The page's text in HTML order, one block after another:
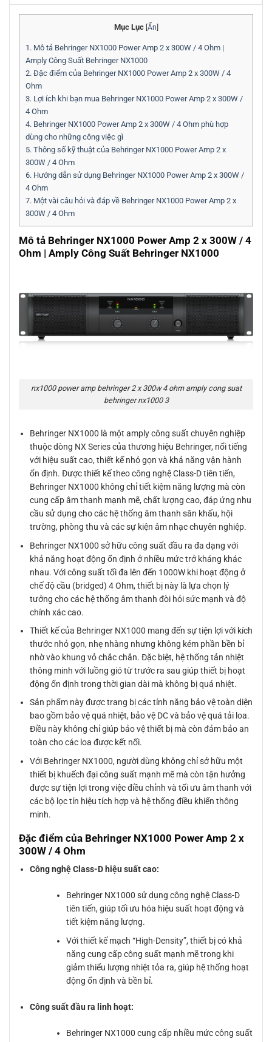
Mục Lục Ẩn
1. Mô tả Behringer NX1000 Power Amp 2 x 300W / 4 Ohm |
Amply Công Suất Behringer NX1000
2. Đặc điểm của Behringer NX1000 Power Amp 2 x 300W / 4
Ohm
3. Lợi ích khi bạn mua Behringer NX1000 Power Amp 2 x 300W /
4 Ohm
4. Behringer NX1000 Power Amp 2 x 300W / 4 Ohm phù hợp
dùng cho những công việc gì
5. Thông số kỹ thuật của Behringer NX1000 Power Amp 2 x
300W / 4 Ohm
6. Hướng dẫn sử dụng Behringer NX1000 Power Amp 2 x 300W /
4 Ohm
7. Một vài câu hỏi và đáp về Behringer NX1000 Power Amp 2 x
300W / 4 Ohm
Mô tả Behringer NX1000 Power Amp 2 x 300W / 4
Ohm | Amply Công Suất Behringer NX1000
nx1000 power amp behringer 2 x 300w 4 ohm amply cong suat
behringer nx1000 3
Behringer NX1000 là một amply công suất chuyên nghiệp
thuộc dòng NX Series của thương hiệu Behringer, nổi tiếng
với hiệu suất cao, thiết kế nhỏ gọn và khả năng vận hành
ổn định. Được thiết kế theo công nghệ Class-D tiên tiến,
Behringer NX1000 không chỉ tiết kiệm năng lượng mà còn
cung cấp âm thanh mạnh mẽ, chất lượng cao, đáp ứng nhu
cầu sử dụng cho các hệ thống âm thanh sân khấu, hội
trường, phòng thu và các sự kiện âm nhạc chuyên nghiệp.
Behringer NX1000 sở hữu công suất đầu ra đa dạng với
khả năng hoạt động ổn định ở nhiều mức trở kháng khác
nhau. Với công suất tối đa lên đến 1000W khi hoạt động ở
chế độ cầu (bridged) 4 Ohm, thiết bị này là lựa chọn lý
tưởng cho các hệ thống âm thanh đòi hỏi sức mạnh và độ
chính xác cao.
Thiết kế của Behringer NX1000 mang đến sự tiện lợi với kích
thước nhỏ gọn, nhẹ nhàng nhưng không kém phần bền bỉ
nhờ vào khung vỏ chắc chắn. Đặc biệt, hệ thống tản nhiệt
thông minh với luồng gió từ trước ra sau giúp thiết bị hoạt
động ổn định trong thời gian dài mà không bị quá nhiệt.
Sản phẩm này được trang bị các tính năng bảo vệ toàn diện
bao gồm bảo vệ quá nhiệt, bảo vệ DC và bảo vệ quá tải loa.
Điều này không chỉ giúp bảo vệ thiết bị mà còn đảm bảo an
toàn cho các loa được kết nối.
Với Behringer NX1000, người dùng không chỉ sở hữu một
thiết bị khuếch đại công suất mạnh mẽ mà còn tận hưởng
được sự tiện lợi trong việc điều chỉnh và tối ưu âm thanh với
các bộ lọc tín hiệu tích hợp và hệ thống điều khiển thông
minh.
Đặc điểm của Behringer NX1000 Power Amp 2 x
300W / 4 Ohm
Công nghệ Class-D hiệu suất cao:
Behringer NX1000 sử dụng công nghệ Class-D
tiên tiến, giúp tối ưu hóa hiệu suất hoạt động và
tiết kiệm năng lượng.
Với thiết kế mạch “High-Density”, thiết bị có khả
năng cung cấp công suất mạnh mẽ trong khi
giảm thiểu lượng nhiệt tỏa ra, giúp hệ thống hoạt
động ổn định và bền bỉ.
Công suất đầu ra linh hoạt:
Behringer NX1000 cung cấp nhiều mức công suất